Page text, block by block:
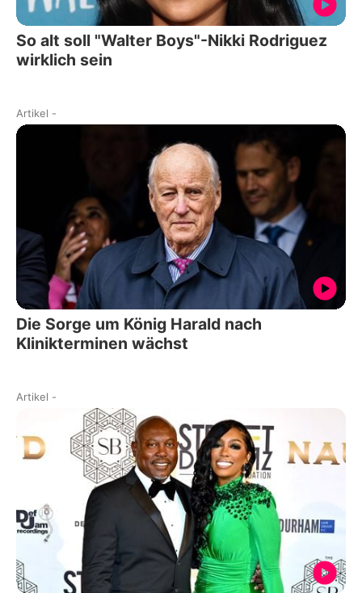
So alt soll "Walter Boys"-Nikki Rodriguez
wirklich sein
Artikel -
Die Sorge um König Harald nach
Klinikterminen wächst
Artikel -